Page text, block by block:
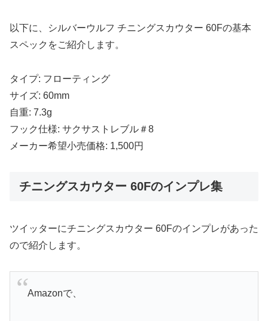
以下に、シルバーウルフ チニングスカウター 60Fの基本
スペックをご紹介します。
タイプ: フローティング
サイズ: 60mm
自重: 7.3g
フック仕様: サクサストレブル＃8
メーカー希望小売価格: 1,500円
チニングスカウター 60Fのインプレ集
ツイッターにチニングスカウター 60Fのインプレがあった
ので紹介します。
Amazonで、